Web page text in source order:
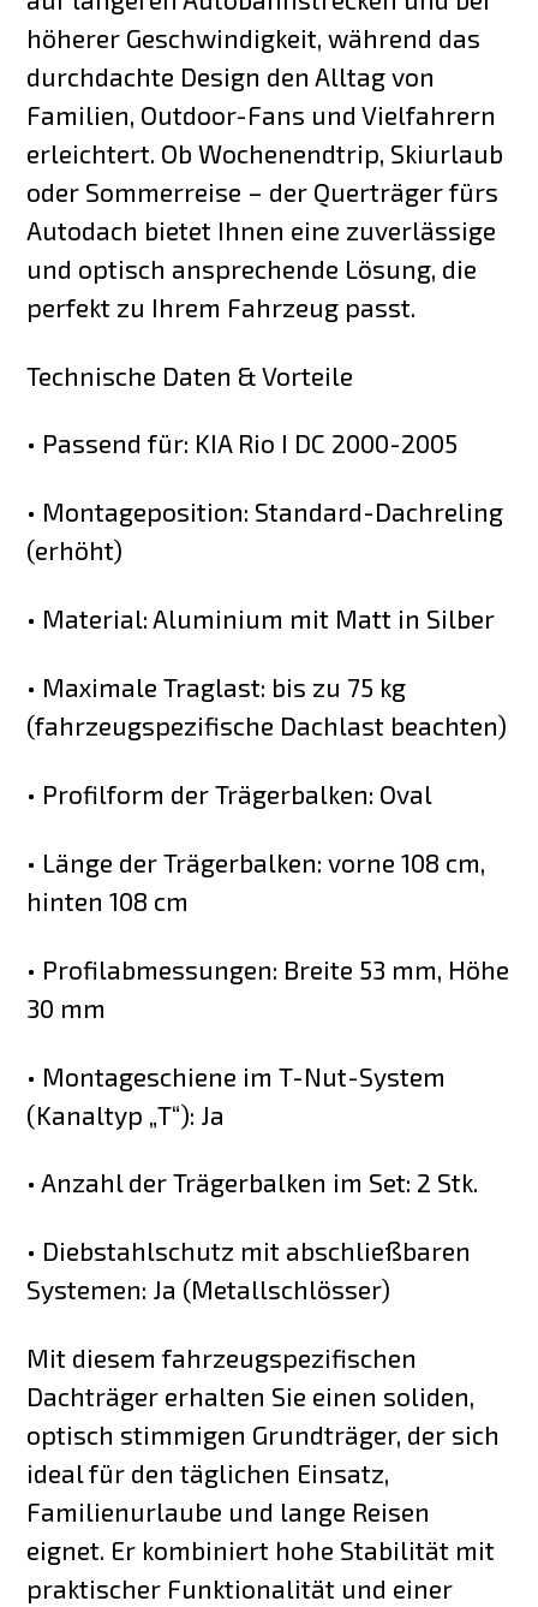
höherer Geschwindigkeit, während das
durchdachte Design den Alltag von
Familien, Outdoor-Fans und Vielfahrern
erleichtert. Ob Wochenendtrip, Skiurlaub
oder Sommerreise – der Querträger fürs
Autodach bietet Ihnen eine zuverlässige
und optisch ansprechende Lösung, die
perfekt zu Ihrem Fahrzeug passt.
Technische Daten & Vorteile
• Passend für: KIA Rio I DC 2000-2005
• Montageposition: Standard-Dachreling
(erhöht)
• Material: Aluminium mit Matt in Silber
• Maximale Traglast: bis zu 75 kg
(fahrzeugspezifische Dachlast beachten)
• Profilform der Trägerbalken: Oval
• Länge der Trägerbalken: vorne 108 cm,
hinten 108 cm
• Profilabmessungen: Breite 53 mm, Höhe
30 mm
• Montageschiene im T-Nut-System
(Kanaltyp „T“): Ja
• Anzahl der Trägerbalken im Set: 2 Stk.
• Diebstahlschutz mit abschließbaren
Systemen: Ja (Metallschlösser)
Mit diesem fahrzeugspezifischen
Dachträger erhalten Sie einen soliden,
optisch stimmigen Grundträger, der sich
ideal für den täglichen Einsatz,
Familienurlaube und lange Reisen
eignet. Er kombiniert hohe Stabilität mit
praktischer Funktionalität und einer